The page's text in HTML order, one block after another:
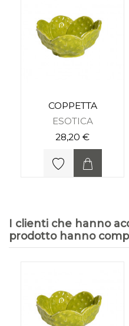
COPPETTA
ESOTICA
28,20 €
I clienti che hanno
prodotto hanno